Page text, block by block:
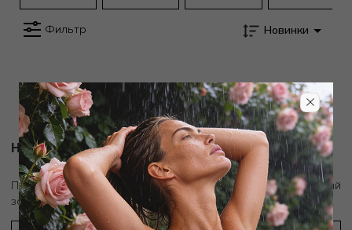
Фильтр Новинки
Новости и акции
Подпишитесь на рассылку и получитескидку 10%на первый
заказ